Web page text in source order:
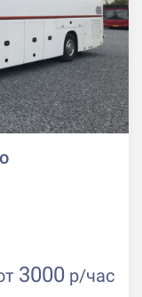
3000 р/час